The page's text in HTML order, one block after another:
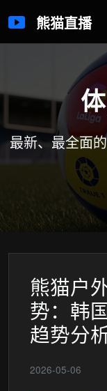
熊猫直播
最新、最全面
熊猫户
势：韩
趋势分
2026-05-06